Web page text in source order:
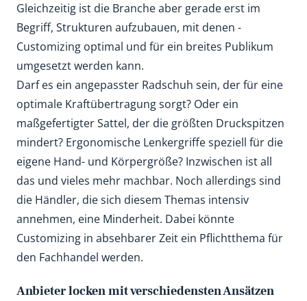
Gleichzeitig ist die Branche aber gerade erst im
Begriff, Strukturen aufzubauen, mit denen ­
Customizing optimal und für ein breites Pub­likum
umgesetzt werden kann.
Darf es ein angepasster Radschuh sein, der für eine
optimale Kraftübertragung sorgt? Oder ein
maßgefertigter Sattel, der die größten Druckspitzen
mindert? Ergonomische Lenkergriffe speziell für die
eigene Hand- und Körpergröße? Inzwischen ist all
das und vieles mehr machbar. Noch allerdings sind
die Händler, die sich diesem ­Themas intensiv
annehmen, eine ­Minderheit. Dabei könnte
Customizing in absehbarer Zeit ein Pflichtthema für
den Fachhandel werden.
Anbieter locken mit ­verschiedensten Ansätzen